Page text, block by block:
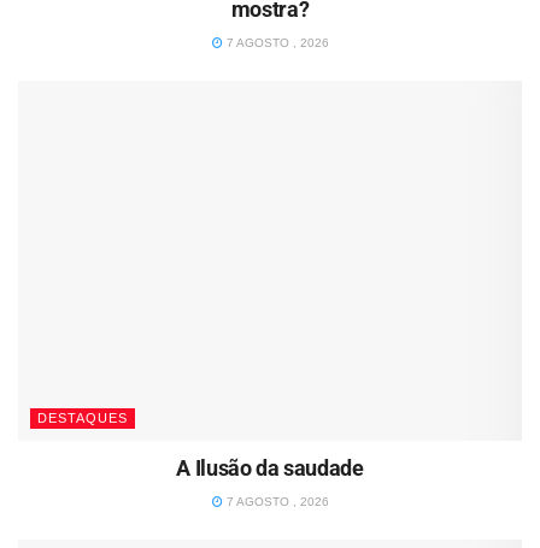
mostra?
7 AGOSTO , 2026
DESTAQUES
A Ilusão da saudade
7 AGOSTO , 2026